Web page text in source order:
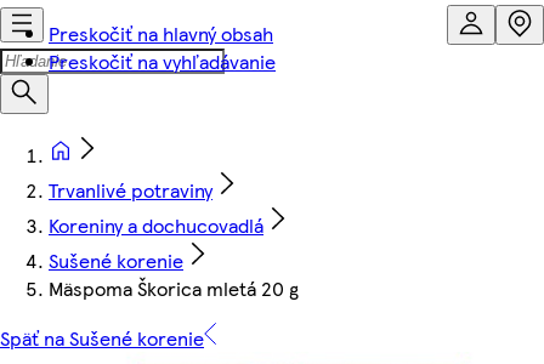
Preskočiť na hlavný obsah
Preskočiť na vyhľadávanie
Trvanlivé potraviny
Koreniny a dochucovadlá
Sušené korenie
Mäspoma Škorica mletá 20 g
Späť na Sušené korenie